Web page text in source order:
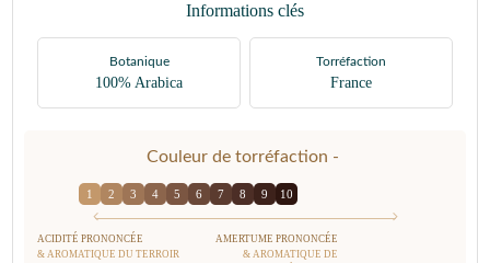
Informations clés
Botanique
100% Arabica
Torréfaction
France
Couleur de torréfaction -
1 2 3 4 5 6 7 8 9 10
ACIDITÉ PRONONCÉE
& AROMATIQUE DU TERROIR
AMERTUME PRONONCÉE
& AROMATIQUE DE